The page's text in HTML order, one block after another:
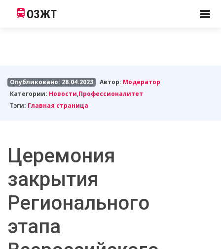
ОЗЖТ
Опубликовано: 28.04.2023 Автор: Модератор
Категории: Новости,Профессионалитет
Тэги: Главная страница
Церемония
закрытия
Регионального
этапа